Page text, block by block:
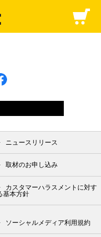
ニュースリリース
取材のお申し込み
カスタマーハラスメントに対す
基本方針
ソーシャルメディア利用規約